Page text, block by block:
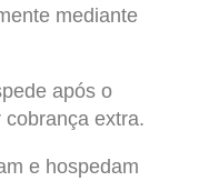
mediante
após o
extra.
e hospedam